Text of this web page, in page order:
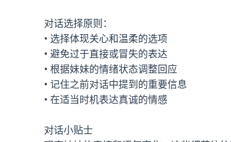
对话选择原则：
• 选择体现关心和温柔的选项
• 避免过于直接或冒失的表达
• 根据妹妹的情绪状态调整回应
• 记住之前对话中提到的重要信息
• 在适当时机表达真诚的情感
对话小贴士